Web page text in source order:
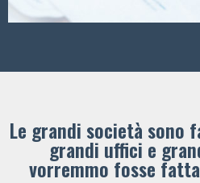
Le grandi società sono
grandi uffici e
vorremmo fosse